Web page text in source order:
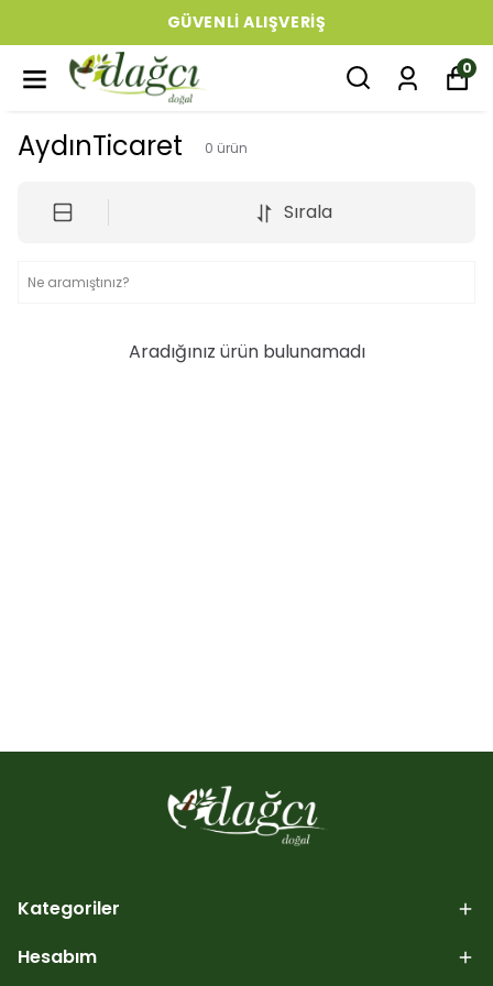
GÜVENLI ALIŞVERIŞ
0
AydınTicaret 0 ürün
Sırala
Aradığınız ürün bulunamadı
Kategoriler
Hesabım